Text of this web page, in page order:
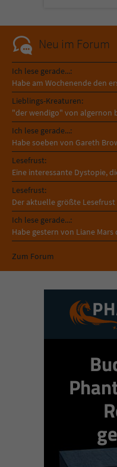
Neu im Forum
Ich lese gerade...:
Habe am Wochenende den
Lieblings-Kreaturen:
"der wendigo" von algernon
Ich lese gerade...:
Habe soeben von Gareth
Lesefrust:
Eine interessante Dystopie,
Lesefrust:
Der aktuelle größte
Ich lese gerade...:
Habe gestern von Liane
Zum Forum